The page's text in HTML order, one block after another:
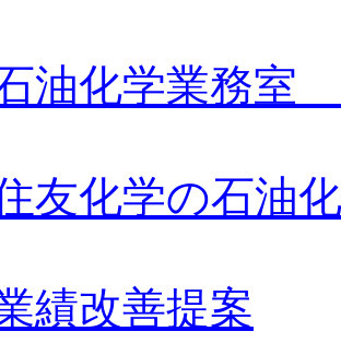
油化学業務
友化学の石油
績改善提案